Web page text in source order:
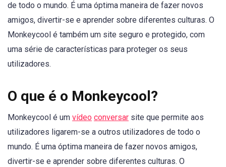
de todo o mundo. É uma óptima maneira de fazer novos
amigos, divertir-se e aprender sobre diferentes culturas. O
Monkeycool é também um site seguro e protegido, com
uma série de características para proteger os seus
utilizadores.
O que é o Monkeycool?
Monkeycool é um vídeo conversar site que permite aos
utilizadores ligarem-se a outros utilizadores de todo o
mundo. É uma óptima maneira de fazer novos amigos,
divertir-se e aprender sobre diferentes culturas. O